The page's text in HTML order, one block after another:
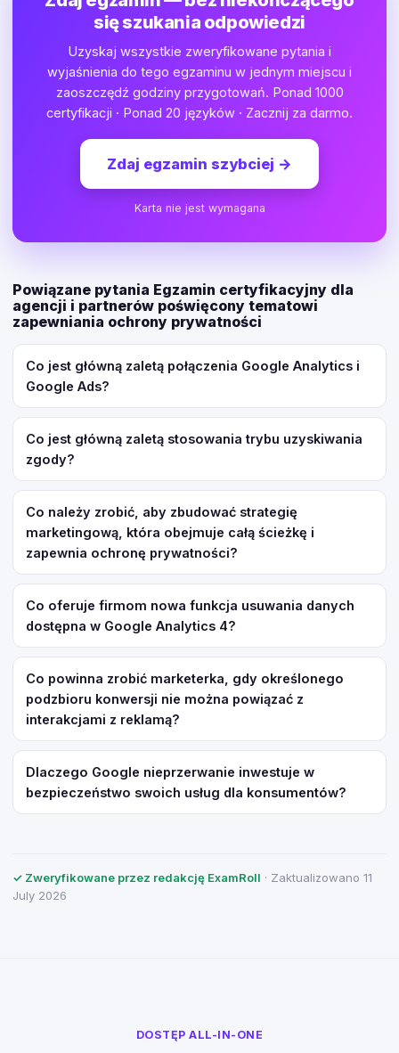
się szukania odpowiedzi
Uzyskaj wszystkie zweryfikowane pytania i
wyjaśnienia do tego egzaminu w jednym miejscu i
zaoszczędź godziny przygotowań. Ponad 1000
certyfikacji · Ponad 20 języków · Zacznij za darmo.
Zdaj egzamin szybciej →
Karta nie jest wymagana
Powiązane pytania Egzamin certyfikacyjny dla
agencji i partnerów poświęcony tematowi
zapewniania ochrony prywatności
Co jest główną zaletą połączenia Google Analytics i
Google Ads?
Co jest główną zaletą stosowania trybu uzyskiwania
zgody?
Co należy zrobić, aby zbudować strategię
marketingową, która obejmuje całą ścieżkę i
zapewnia ochronę prywatności?
Co oferuje firmom nowa funkcja usuwania danych
dostępna w Google Analytics 4?
Co powinna zrobić marketerka, gdy określonego
podzbioru konwersji nie można powiązać z
interakcjami z reklamą?
Dlaczego Google nieprzerwanie inwestuje w
bezpieczeństwo swoich usług dla konsumentów?
✓ Zweryfikowane przez redakcję ExamRoll · Zaktualizowano 11
July 2026
DOSTĘP ALL-IN-ONE